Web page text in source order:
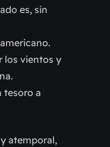
es, sin
los vientos y
tesoro a
atemporal,